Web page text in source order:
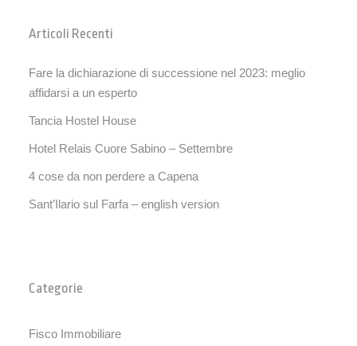
Articoli Recenti
Fare la dichiarazione di successione nel 2023: meglio
affidarsi a un esperto
Tancia Hostel House
Hotel Relais Cuore Sabino – Settembre
4 cose da non perdere a Capena
Sant’Ilario sul Farfa – english version
Categorie
Fisco Immobiliare